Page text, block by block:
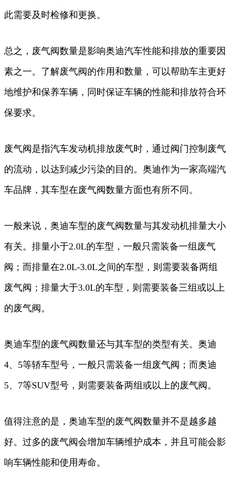
此需要及时检修和更换。
总之，废气阀数量是影响奥迪汽车性能和排放的重要因
素之一。了解废气阀的作用和数量，可以帮助车主更好
地维护和保养车辆，同时保证车辆的性能和排放符合环
保要求。
废气阀是指汽车发动机排放废气时，通过阀门控制废气
的流动，以达到减少污染的目的。奥迪作为一家高端汽
车品牌，其车型在废气阀数量方面也有所不同。
一般来说，奥迪车型的废气阀数量与其发动机排量大小
有关。排量小于2.0L的车型，一般只需装备一组废气
阀；而排量在2.0L-3.0L之间的车型，则需要装备两组
废气阀；排量大于3.0L的车型，则需要装备三组或以上
的废气阀。
奥迪车型的废气阀数量还与其车型的类型有关。奥迪
4、5等轿车型号，一般只需装备一组废气阀；而奥迪
5、7等SUV型号，则需要装备两组或以上的废气阀。
值得注意的是，奥迪车型的废气阀数量并不是越多越
好。过多的废气阀会增加车辆维护成本，并且可能会影
响车辆性能和使用寿命。